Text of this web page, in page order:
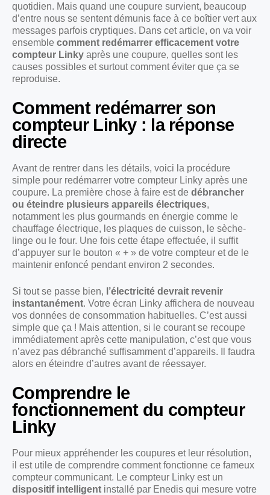
quotidien. Mais quand une coupure survient, beaucoup
d’entre nous se sentent démunis face à ce boîtier vert aux
messages parfois cryptiques. Dans cet article, on va voir
ensemble comment redémarrer efficacement votre
compteur Linky après une coupure, quelles sont les
causes possibles et surtout comment éviter que ça se
reproduise.
Comment redémarrer son
compteur Linky : la réponse
directe
Avant de rentrer dans les détails, voici la procédure
simple pour redémarrer votre compteur Linky après une
coupure. La première chose à faire est de débrancher
ou éteindre plusieurs appareils électriques,
notamment les plus gourmands en énergie comme le
chauffage électrique, les plaques de cuisson, le sèche-
linge ou le four. Une fois cette étape effectuée, il suffit
d’appuyer sur le bouton « + » de votre compteur et de le
maintenir enfoncé pendant environ 2 secondes.
Si tout se passe bien, l’électricité devrait revenir
instantanément. Votre écran Linky affichera de nouveau
vos données de consommation habituelles. C’est aussi
simple que ça ! Mais attention, si le courant se recoupe
immédiatement après cette manipulation, c’est que vous
n’avez pas débranché suffisamment d’appareils. Il faudra
alors en éteindre d’autres avant de réessayer.
Comprendre le
fonctionnement du compteur
Linky
Pour mieux appréhender les coupures et leur résolution,
il est utile de comprendre comment fonctionne ce fameux
compteur communicant. Le compteur Linky est un
dispositif intelligent installé par Enedis qui mesure votre